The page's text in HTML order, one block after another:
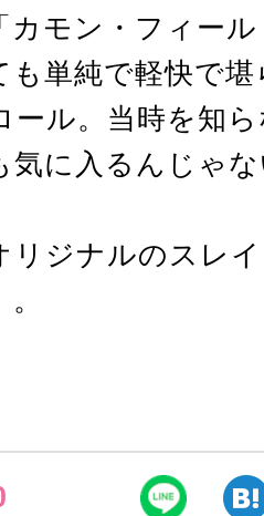
カモン・フィー
も単純で軽快で
ール。当時を知
気に入るんじゃ
リジナルのスレ